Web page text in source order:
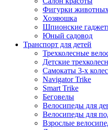
Фигурки
Хозяюшка
Шпионские
Юный садовод
Транспорт для детей
Трехколесные
Детские
Самокаты 3-х
Navigator Trike
Smart Trike
Беговелы
Велосипеды для
Велосипеды для
Взрослые